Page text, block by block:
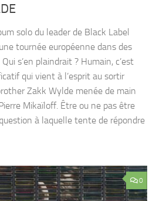
solo du leader de Black Label
tournée européenne dans des
s’en plaindrait ? Humain, c’est
qui vient à l’esprit au sortir
Zakk Wylde menée de main
Mikaïloff. Être ou ne pas être
à laquelle tente de répondre
0